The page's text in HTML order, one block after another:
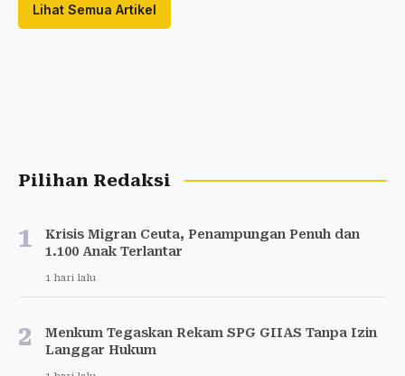
Lihat Semua Artikel
Pilihan Redaksi
1
Krisis Migran Ceuta, Penampungan Penuh dan
1.100 Anak Terlantar
1 hari lalu
2
Menkum Tegaskan Rekam SPG GIIAS Tanpa Izin
Langgar Hukum